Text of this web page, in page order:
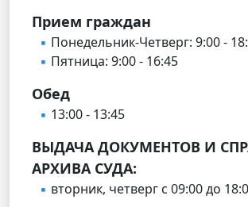
Прием граждан
Понедельник-Четверг: 9:00 -
Пятница: 9:00 - 16:45
Обед
13:00 - 13:45
ВЫДАЧА ДОКУМЕНТОВ И
АРХИВА СУДА:
вторник, четверг с 09:00 до